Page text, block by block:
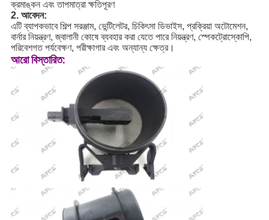
ক্রমাঙ্কন এবং তাপমাত্রা ক্ষতিপূরণ
2. আবেদন:
এটি ব্যাপকভাবে শিল্প সরঞ্জাম, ভেন্টিলেটর, চিকিৎসা ডিভাইস, প্রক্রিয়া অটোমেশন,
বার্নার নিয়ন্ত্রণ, জ্বালানী কোষে ব্যবহার করা যেতে পারেনিয়ন্ত্রণ, স্পেকট্রোস্কোপি,
পরিবেশগত পর্যবেক্ষণ, পরীক্ষাগার এবং অন্যান্য ক্ষেত্র।
আরো বিস্তারিত: